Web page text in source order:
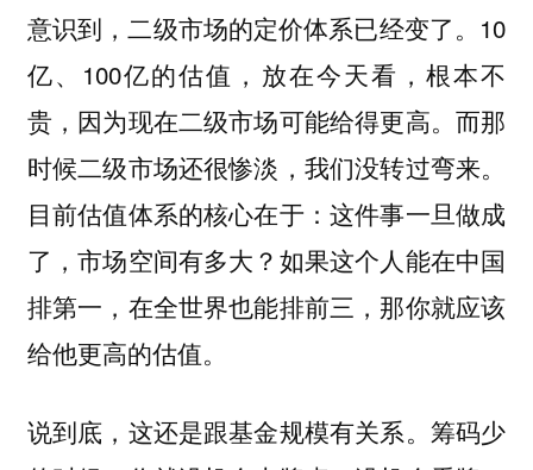
意识到，二级市场的定价体系已经变了。 10
亿、100亿的估值，放在今天看，根本不
贵，因为现在二级市场可能给得更高。而那
时候二级市场还很惨淡，我们没转过弯来。
目前估值体系的核心在于：这件事一旦做成
了，市场空间有多大？如果这个人能在中国
排第一，在全世界也能排前三，那你就应该
给他更高的估值。
说到底，这还是跟基金规模有关系。筹码少